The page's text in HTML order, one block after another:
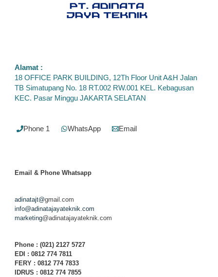
Alamat :
18 OFFICE PARK BUILDING, 12Th Floor Unit A&H Jalan
TB Simatupang No. 18 RT.002 RW.001 KEL. Kebagusan
KEC. Pasar Minggu JAKARTA SELATAN
Phone 1 WhatsApp Email
Email & Phone Whatsapp
adinatajt@gmail.com
info@adinatajayateknik.com
marketing@adinatajayateknik.com
Phone : (021) 2127 5727
EDI : 0812 774 7811
FERY : 0812 774 7833
IDRUS : 0812 774 7855